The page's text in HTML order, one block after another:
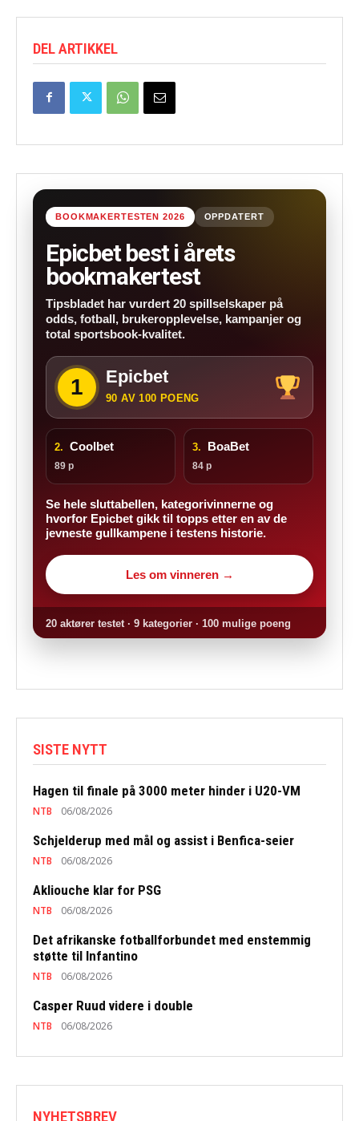
DEL ARTIKKEL
BOOKMAKERTESTEN 2026 OPPDATERT
Epicbet best i årets
bookmakertest
Tipsbladet har vurdert 20 spillselskaper på
odds, fotball, brukeropplevelse, kampanjer og
total sportsbook-kvalitet.
1 Epicbet
90 AV 100 POENG
2. Coolbet
89 p
3. BoaBet
84 p
Se hele sluttabellen, kategorivinnerne og
hvorfor Epicbet gikk til topps etter en av de
jevneste gullkampene i testens historie.
Les om vinneren →
20 aktører testet · 9 kategorier · 100 mulige poeng
SISTE NYTT
Hagen til finale på 3000 meter hinder i U20-VM
NTB 06/08/2026
Schjelderup med mål og assist i Benfica-seier
NTB 06/08/2026
Akliouche klar for PSG
NTB 06/08/2026
Det afrikanske fotballforbundet med enstemmig
støtte til Infantino
NTB 06/08/2026
Casper Ruud videre i double
NTB 06/08/2026
NYHETSBREV